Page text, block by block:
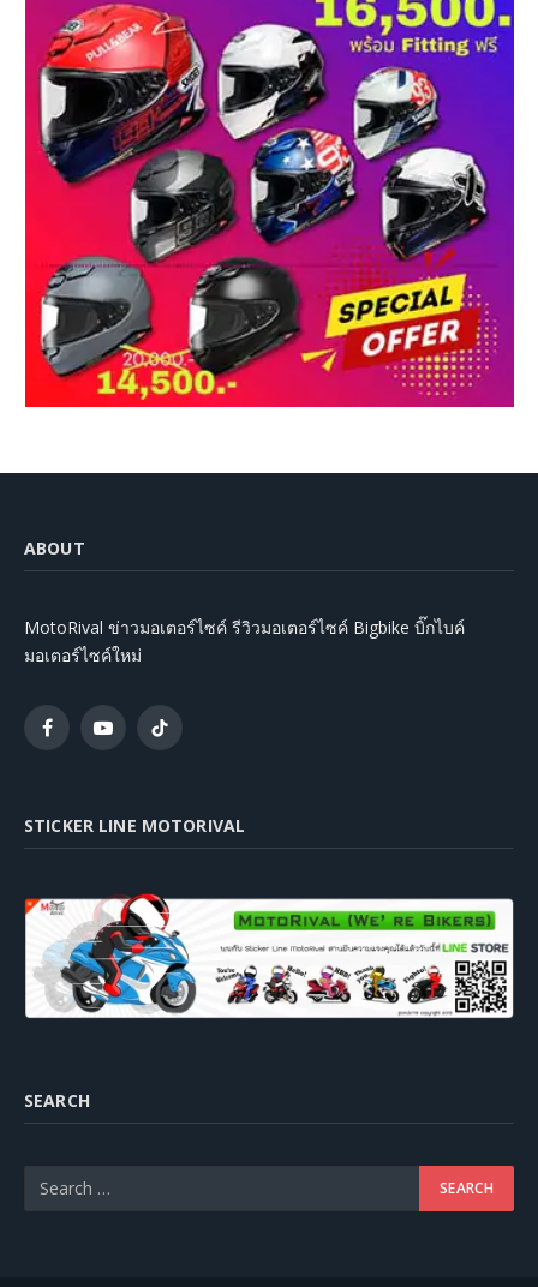
ABOUT
MotoRival ข่าวมอเตอร์ไซค์ รีวิวมอเตอร์ไซค์ Bigbike บิ๊กไบค์
มอเตอร์ไซค์ใหม่
FacebookYouTubeTikTok
STICKER LINE MOTORIVAL
SEARCH